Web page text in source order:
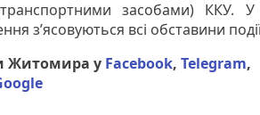
засобами) ККУ. У
з’ясовуються всі обставини
Житомира у Facebook,Telegram,